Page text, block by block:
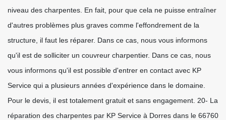
niveau des charpentes. En fait, pour que cela ne puisse entraîner
d'autres problèmes plus graves comme l'effondrement de la
structure, il faut les réparer. Dans ce cas, nous vous informons
qu'il est de solliciter un couvreur charpentier. Dans ce cas, nous
vous informons qu'il est possible d'entrer en contact avec KP
Service qui a plusieurs années d'expérience dans le domaine.
Pour le devis, il est totalement gratuit et sans engagement. 20- La
réparation des charpentes par KP Service à Dorres dans le 66760